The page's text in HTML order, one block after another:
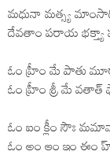
మధునా మత్స్య
దేవతాం పరాయ భక్త్యా
ఓం హ్రీం మే పాతు
ఓం హ్రీం శ్రీ మే వతాత్
ఓం ఐం క్లీం సౌః
ఓం అం ఆం ఇం ఈం